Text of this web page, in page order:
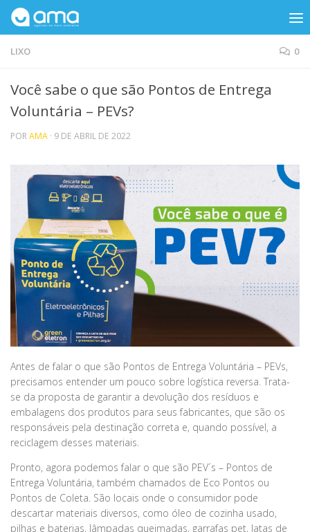
Skip to content
LIXO 0
Você sabe o que são Pontos de Entrega
Voluntária – PEVs?
PORAMA · 9 DE ABRIL DE 2022
Antes de falar o que são Pontos de Entrega Voluntária – PEVs,
precisamos entender um pouco sobre logística reversa. Trata-
se da proposta de garantir a devolução dos resíduos e
embalagens dos produtos para seus fabricantes, que são os
responsáveis pela destinação correta e, quando possível, a
reciclagem desses materiais.
Pronto, agora podemos falar o que são PEV´s – Pontos de
Entrega Voluntária, também chamados de Eco Pontos ou
Pontos de Coleta. São locais onde o consumidor pode
descartar materiais diversos, como óleo de cozinha usado,
pilhas e baterias, lâmpadas queimadas, garrafas pet, latas de